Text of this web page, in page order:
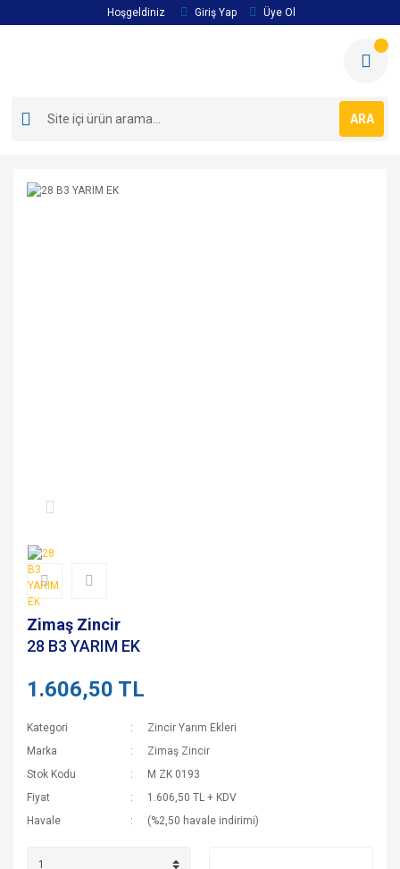
Hoşgeldiniz Giriş Yap Üye Ol
ARA
Zimaş Zincir
28 B3 YARIM EK
1.606,50 TL
Kategori
Zincir Yarım Ekleri
Marka
Zimaş Zincir
Stok Kodu
M ZK 0193
Fiyat
1.606,50 TL + KDV
Havale
(%2,50 havale indirimi)